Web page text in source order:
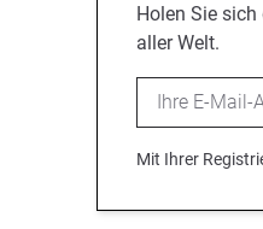
Holen Sie
aller Welt.
Email
Mit Ihrer